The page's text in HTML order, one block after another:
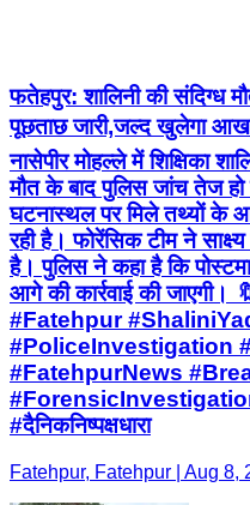
फतेहपुर: शालिनी की संदिग्ध
पूछताछ जारी,जल्द खुलेगा
नासेपीर मोहल्ले में शिक्षिका
मौत के बाद पुलिस जांच तेज
घटनास्थल पर मिले तथ्यों के
रही है। फोरेंसिक टीम ने
है। पुलिस ने कहा है कि
आगे की कार्रवाई की
#Fatehpur
#PoliceInvestigation
#FatehpurNews
#दैनिकनिष्पक्षधारा
Fatehpur, Fatehpur | Aug 8,